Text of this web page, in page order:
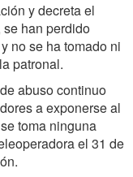
y decreta el
han perdido
no se ha tomado ni
patronal.
abuso continuo
a exponerse al
toma ninguna
el 31 de